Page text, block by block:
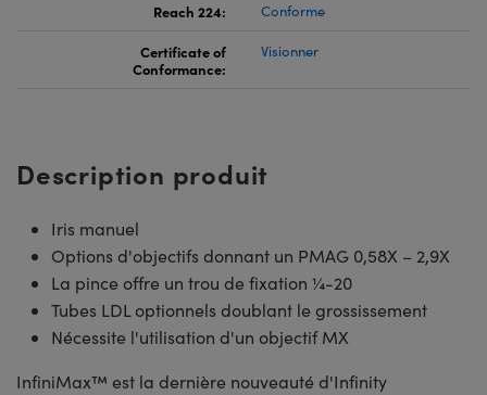
Reach 224:
Conforme
Certificate of
Conformance:
Visionner
Description produit
Iris manuel
Options d'objectifs donnant un PMAG 0,58X – 2,9X
La pince offre un trou de fixation ¼-20
Tubes LDL optionnels doublant le grossissement
Nécessite l'utilisation d'un objectif MX
InfiniMax™ est la dernière nouveauté d'Infinity